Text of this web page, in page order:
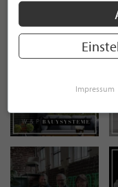
Impressum